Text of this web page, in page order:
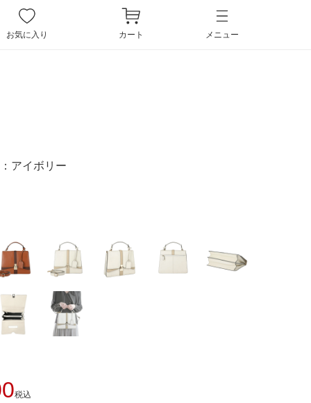
お気に入り カート メニュー
アイボリー
税込